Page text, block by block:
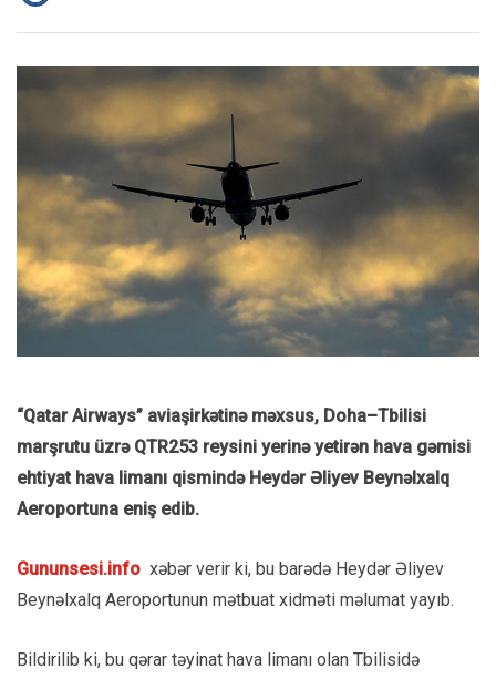
“Qatar Airways” aviaşirkətinə məxsus, Doha–Tbilisi
marşrutu üzrə QTR253 reysini yerinə yetirən hava gəmisi
ehtiyat hava limanı qismində Heydər Əliyev Beynəlxalq
Aeroportuna eniş edib.
Gununsesi.info xəbər verir ki, bu barədə Heydər Əliyev
Beynəlxalq Aeroportunun mətbuat xidməti məlumat yayıb.
Bildirilib ki, bu qərar təyinat hava limanı olan Tbilisidə